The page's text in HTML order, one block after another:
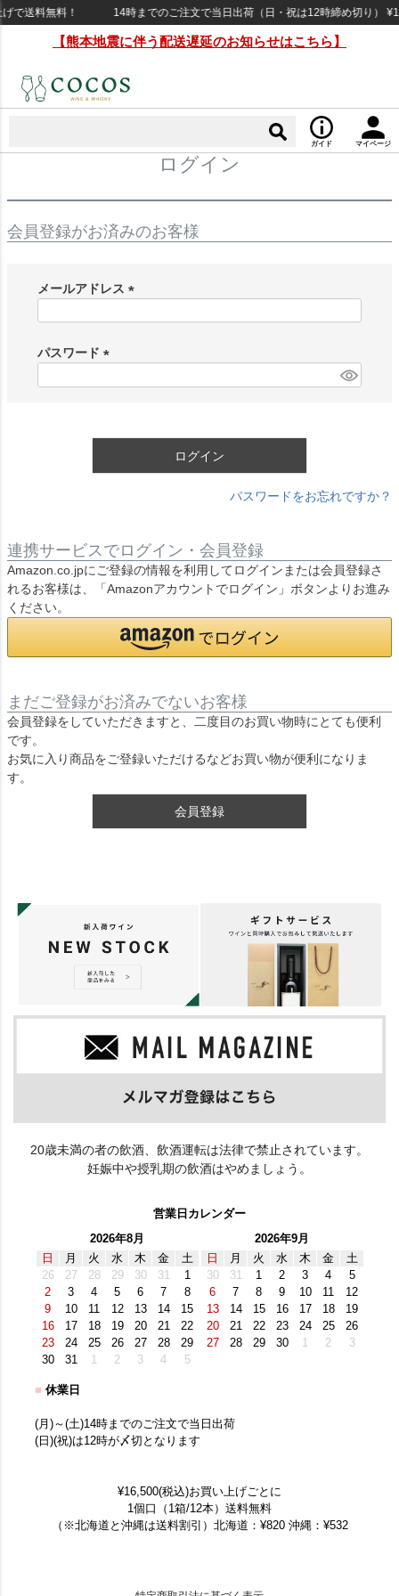
で送料無料！ 14時までのご注文で当日出荷（日・祝は12時締め切り）
【熊本地震に伴う配送遅延のお知らせはこちら】
ガイド マイページ
ログイン
会員登録がお済みのお客様
メールアドレス
)
パスワード
ログイン
パスワードをお忘れですか？
連携サービスでログイン・会員登録
Amazon.co.jpにご登録の情報を利用してログインまたは会員登録さ
れるお客様は、「Amazonアカウントでログイン」ボタンよりお進み
ください。
まだご登録がお済みでないお客様
会員登録をしていただきますと、二度目のお買い物時にとても便利
です。
お気に入り商品をご登録いただけるなどお買い物が便利になりま
す。
会員登録
20歳未満の者の飲酒、飲酒運転は法律で禁止されています。
妊娠中や授乳期の飲酒はやめましょう。
営業日カレンダー
2026年8月
日
月 火 水 木 金
土
26
27 28 29 30 31
1
2
3 4 5 6 7
8
9
10 11 12 13 14
15
16
17 18 19 20 21
22
23
24 25 26 27 28
29
30
31 1 2 3 4 5
2026年9月
日
月 火 水 木 金
土
30
31 1 2 3 4
5
6
7 8 9 10 11
12
13
14 15 16 17 18
19
20
21 22 23 24 25
26
27
28 29 30 1 2 3
■ 休業日
(月)～(土)14時までのご注文で当日出荷
(日)(祝)は12時が〆切となります
¥16,500(税込)お買い上げごとに
1個口（1箱/12本）送料無料
（※北海道と沖縄は送料割引）北海道：¥820 沖縄：¥532